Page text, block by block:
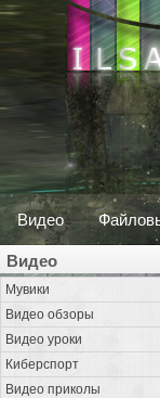
Видео
Видео
Мувики
Видео обзоры
Видео уроки
Киберспорт
Видео приколы